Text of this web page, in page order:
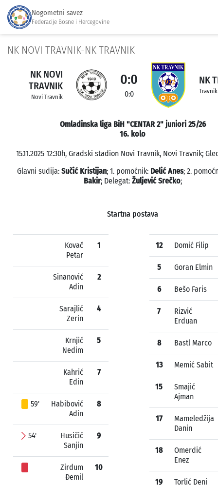
Nogometni savez
Federacije Bosne i Hercegovine
NK NOVI TRAVNIK-NK TRAVNIK
NK NOVI
TRAVNIK
Novi Travnik
0:0
0:0
NK
Travnik
Omladinska liga BiH "CENTAR 2" juniori 25/26
16. kolo
15.11.2025 12:30h, Gradski stadion Novi Travnik, Novi Travnik;
Glavni sudija: Sučić Kristijan; 1. pomoćnik: Delić Anes; 2.
Bakir; Delegat: Žuljević Srečko;
Startna postava
Kovač
Petar
1
Sinanović
Adin
2
Sarajlić
Zerin
4
Krnjić
Nedim
5
Kahrić
Edin
7
59'
Habibović
Adin
8
54'
Husičić
Sanjin
9
Zirdum
Đemil
10
12 Domić Filip
5 Goran Elmin
6 Bešo Faris
7
Rizvić
Erduan
8 Bastl Marco
13 Memić Sabit
15
Smajić
Ajman
17
Mameledžija
Danin
18
Omerdić
Enez
19 Torlić Deni